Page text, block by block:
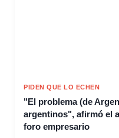
PIDEN QUE LO ECHEN
"El problema (de
argentinos", afirmó el
foro empresario